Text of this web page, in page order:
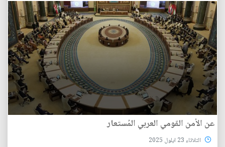
عن الأمن القومي العربي المُستعار
الثلاثاء 23 ايلول 2025